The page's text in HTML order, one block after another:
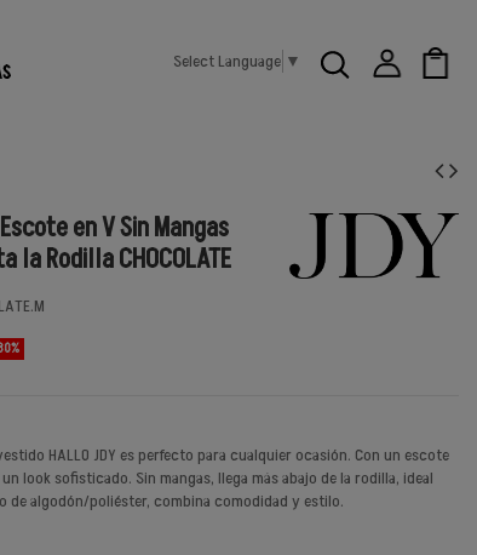
Select Language ▼
en V Sin Mangas
la Rodilla CHOCOLATE
HALLO JDY es perfecto para cualquier ocasión. Con un escote
look sofisticado. Sin mangas, llega más abajo de la rodilla, ideal
de algodón/poliéster, combina comodidad y estilo.